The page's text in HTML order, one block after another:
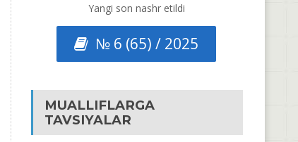
Yangi son nashr etildi
№ 6 (65) / 2025
MUALLIFLARGA
TAVSIYALAR